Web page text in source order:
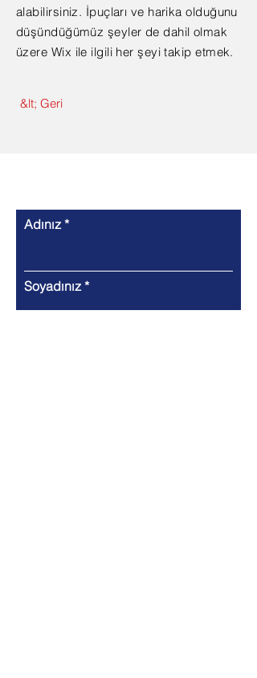
alabilirsiniz. İpuçları ve harika olduğunu
düşündüğümüz şeyler de dahil olmak
üzere Wix ile ilgili her şeyi takip etmek.
&lt; Geri
Adınız
Soyadınız